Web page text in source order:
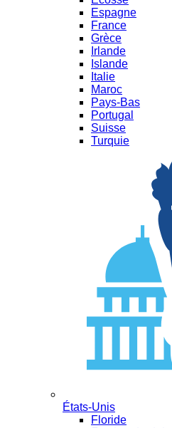
Espagne
France
Grèce
Irlande
Islande
Italie
Maroc
Pays-Bas
Portugal
Suisse
Turquie
États-Unis
Floride